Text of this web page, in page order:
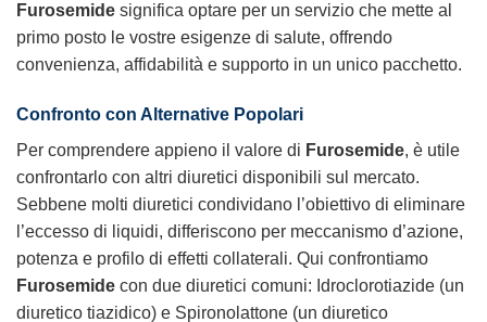
Furosemide significa optare per un servizio che mette al
primo posto le vostre esigenze di salute, offrendo
convenienza, affidabilità e supporto in un unico pacchetto.
Confronto con Alternative Popolari
Per comprendere appieno il valore di Furosemide, è utile
confrontarlo con altri diuretici disponibili sul mercato.
Sebbene molti diuretici condividano l’obiettivo di eliminare
l’eccesso di liquidi, differiscono per meccanismo d’azione,
potenza e profilo di effetti collaterali. Qui confrontiamo
Furosemide con due diuretici comuni: Idroclorotiazide (un
diuretico tiazidico) e Spironolattone (un diuretico